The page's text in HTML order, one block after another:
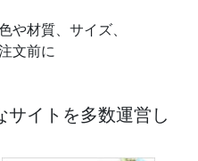
や材質、サイズ、
文前に
サイトを多数運営し